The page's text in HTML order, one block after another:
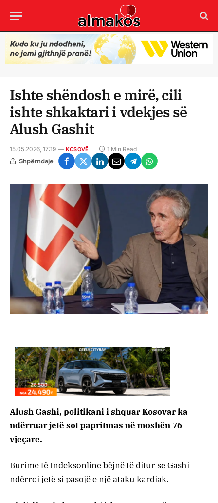
Ishte shëndosh e mirë, cili
ishte shkaktari i vdekjes së
Alush Gashit
15.05.2026, 17:19 KOSOVË 1 Min Read
Shpërndaje
Alush Gashi, politikani i shquar Kosovar ka
ndërruar jetë sot papritmas në moshën 76
vjeçare.
Burime të Indeksonline bëjnë të ditur se Gashi
ndërroi jetë si pasojë e një ataku kardiak.